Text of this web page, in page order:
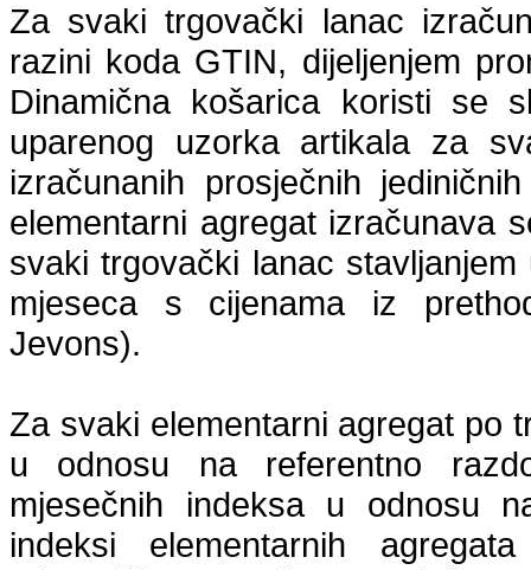
Za svaki trgovački lanac
razini koda GTIN, dijeljenjem
Dinamična košarica koristi se
uparenog uzorka artikala za
izračunanih prosječnih
elementarni agregat izračunava
svaki trgovački lanac
mjeseca s cijenama iz
Jevons).
Za svaki elementarni agregat po
u odnosu na referentno
mjesečnih indeksa u odnosu
indeksi elementarnih